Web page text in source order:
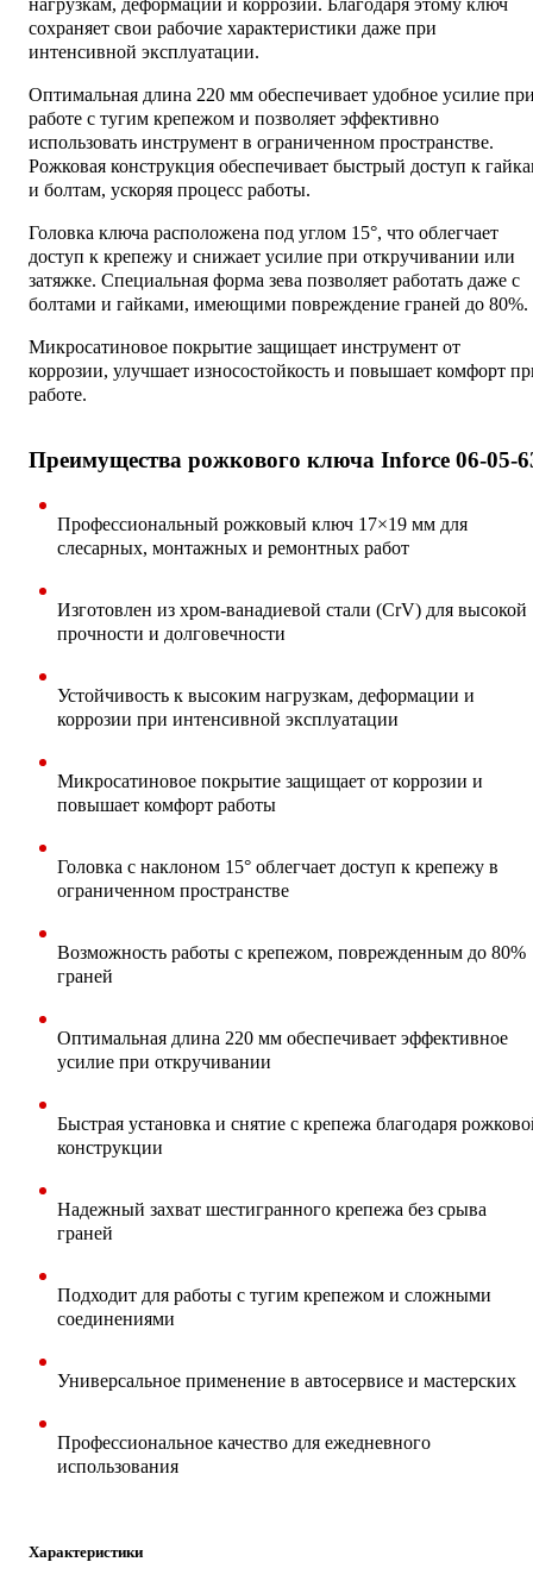
сохраняет свои рабочие характеристики даже при
интенсивной эксплуатации.
Оптимальная длина 220 мм обеспечивает удобное усилие
работе с тугим крепежом и позволяет эффективно
использовать инструмент в ограниченном пространстве.
Рожковая конструкция обеспечивает быстрый доступ к
и болтам, ускоряя процесс работы.
Головка ключа расположена под углом 15°, что облегчает
доступ к крепежу и снижает усилие при откручивании или
затяжке. Специальная форма зева позволяет работать даже с
болтами и гайками, имеющими повреждение граней до 80%.
Микросатиновое покрытие защищает инструмент от
коррозии, улучшает износостойкость и повышает комфорт
работе.
Преимущества рожкового ключа Inforce 06-05-
Профессиональный рожковый ключ 17×19 мм для
слесарных, монтажных и ремонтных работ
Изготовлен из хром-ванадиевой стали (CrV) для высокой
прочности и долговечности
Устойчивость к высоким нагрузкам, деформации и
коррозии при интенсивной эксплуатации
Микросатиновое покрытие защищает от коррозии и
повышает комфорт работы
Головка с наклоном 15° облегчает доступ к крепежу в
ограниченном пространстве
Возможность работы с крепежом, поврежденным до 80%
граней
Оптимальная длина 220 мм обеспечивает эффективное
усилие при откручивании
Быстрая установка и снятие с крепежа благодаря
конструкции
Надежный захват шестигранного крепежа без срыва
граней
Подходит для работы с тугим крепежом и сложными
соединениями
Универсальное применение в автосервисе и мастерских
Профессиональное качество для ежедневного
использования
Характеристики